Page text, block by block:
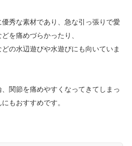
秀な素材であり、急な引っ張りで愛
を痛めづらかったり、
の水辺遊びや水遊びにも向いていま
関節を痛めやすくなってきてしまっ
もおすすめです。